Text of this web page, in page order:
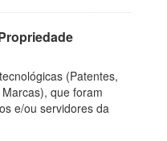
(Patentes,
que foram
e/ou servidores da